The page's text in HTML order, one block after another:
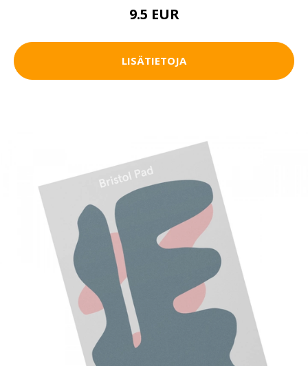
9.5 EUR
LISÄTIETOJA